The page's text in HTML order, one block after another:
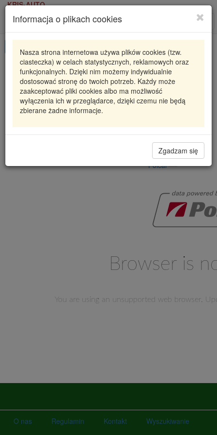
KRIS-AUTO
Informacja o plikach cookies
Nasza strona internetowa używa plików cookies (tzw.
ciasteczka) w celach statystycznych, reklamowych oraz
funkcjonalnych. Dzięki nim możemy indywidualnie
dostosować stronę do twoich potrzeb. Każdy może
zaakceptować pliki cookies albo ma możliwość
wyłączenia ich w przeglądarce, dzięki czemu nie będą
zbierane żadne informacje.
Zgadzam się
Karta produktu
EA2375271 POLCAR
ZACISK HAMULCOWY NISSAN ALMERA II (N16),
Dostępność
Radzyń 0
Filia Lublin 0
Polcar
O nas Regulamin Kontakt
Wyszukiwanie